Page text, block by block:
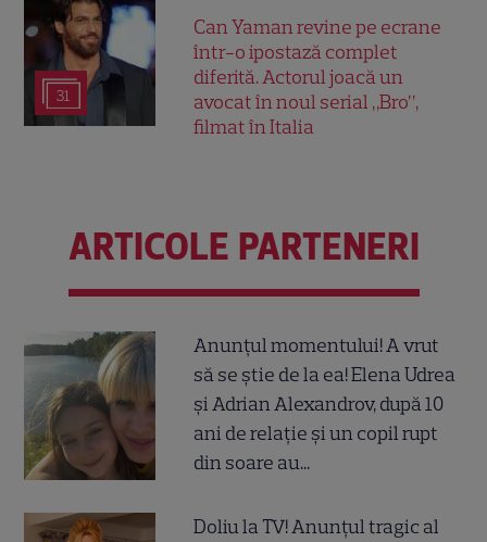
31
Can Yaman revine pe ecrane
într-o ipostază complet
diferită. Actorul joacă un
avocat în noul serial „Bro”,
filmat în Italia
ARTICOLE PARTENERI
Anunțul momentului! A vrut
să se știe de la ea! Elena Udrea
și Adrian Alexandrov, după 10
ani de relație și un copil rupt
din soare au...
Doliu la TV! Anunțul tragic al